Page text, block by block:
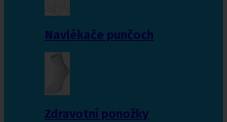
Navlékače punčoch
Zdravotní ponožky